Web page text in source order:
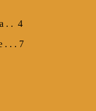
. . 4
. . . 7